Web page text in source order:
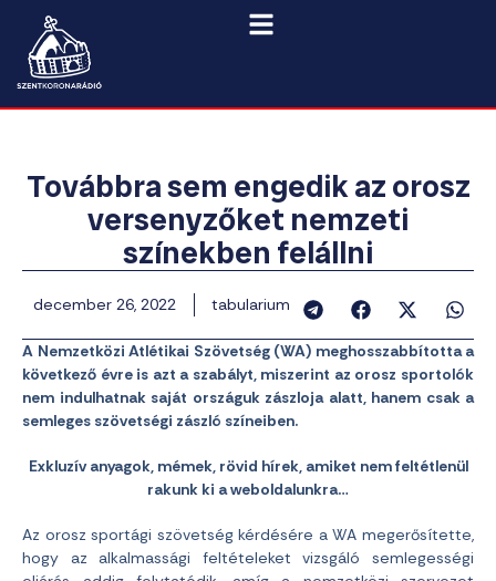
Továbbra sem engedik az orosz
versenyzőket nemzeti
színekben felállni
december 26, 2022 tabularium
A Nemzetközi Atlétikai Szövetség (WA) meghosszabbította a
következő évre is azt a szabályt, miszerint az orosz sportolók
nem indulhatnak saját országuk zászloja alatt, hanem csak a
semleges szövetségi zászló színeiben.
Exkluzív anyagok, mémek, rövid hírek, amiket nem feltétlenül
rakunk ki a weboldalunkra…
Az orosz sportági szövetség kérdésére a WA megerősítette,
hogy az alkalmassági feltételeket vizsgáló semlegességi